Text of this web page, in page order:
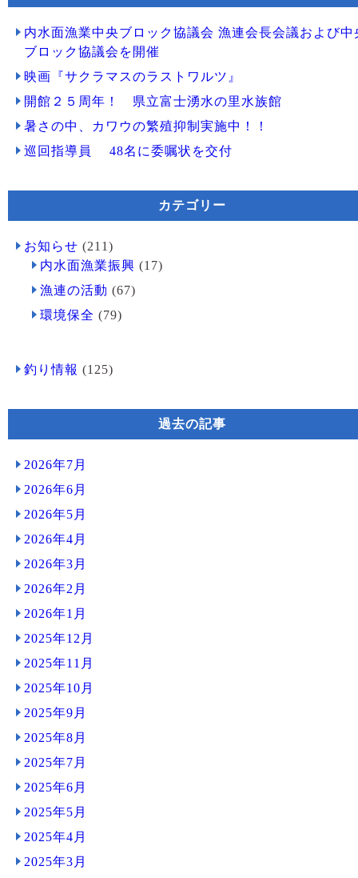
内水面漁業中央ブロック協議会 漁連会長会議および中
ブロック協議会を開催
映画『サクラマスのラストワルツ』
開館２５周年！ 県立富士湧水の里水族館
暑さの中、カワウの繁殖抑制実施中！！
巡回指導員 48名に委嘱状を交付
カテゴリー
お知らせ (211)
内水面漁業振興 (17)
漁連の活動 (67)
環境保全 (79)
釣り情報 (125)
過去の記事
2026年7月
2026年6月
2026年5月
2026年4月
2026年3月
2026年2月
2026年1月
2025年12月
2025年11月
2025年10月
2025年9月
2025年8月
2025年7月
2025年6月
2025年5月
2025年4月
2025年3月